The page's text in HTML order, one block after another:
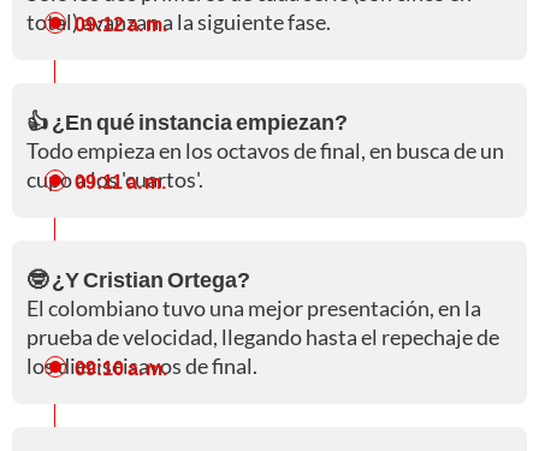
total) avanzan a la siguiente fase.
09:12 a. m.
👍 ¿En qué instancia empiezan?
Todo empieza en los octavos de final, en busca de un
cupo a los 'cuartos'.
09:11 a. m.
🤓 ¿Y Cristian Ortega?
El colombiano tuvo una mejor presentación, en la
prueba de velocidad, llegando hasta el repechaje de
los dieciseisavos de final.
09:10 a. m.